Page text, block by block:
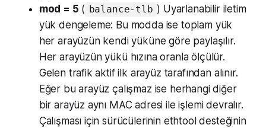
mod = 5 ( balance-tlb ) Uyarlanabilir iletim
yük dengeleme: Bu modda ise toplam yük
her arayüzün kendi yüküne göre paylaşılır.
Her arayüzün yükü hızına oranla ölçülür.
Gelen trafik aktif ilk arayüz tarafından alınır.
Eğer bu arayüz çalışmaz ise herhangi diğer
bir arayüz aynı MAC adresi ile işlemi devralır.
Çalışması için sürücülerinin ethtool desteğinin